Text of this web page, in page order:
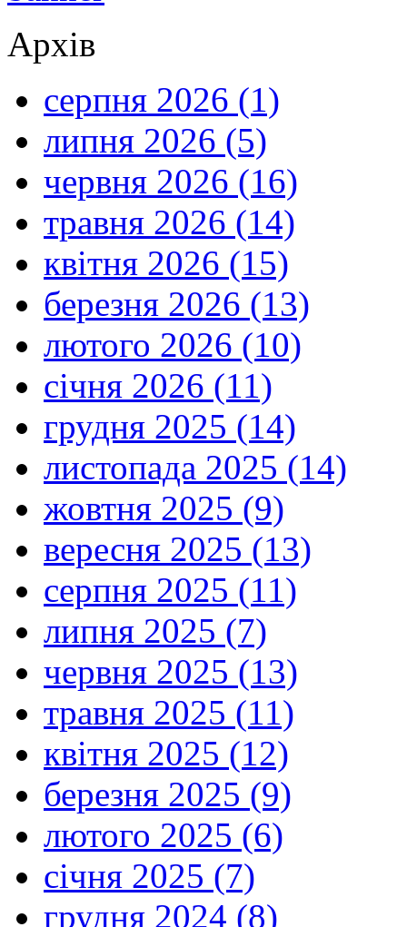
Архів
серпня 2026 (1)
липня 2026 (5)
червня 2026 (16)
травня 2026 (14)
квітня 2026 (15)
березня 2026 (13)
лютого 2026 (10)
січня 2026 (11)
грудня 2025 (14)
листопада 2025 (14)
жовтня 2025 (9)
вересня 2025 (13)
серпня 2025 (11)
липня 2025 (7)
червня 2025 (13)
травня 2025 (11)
квітня 2025 (12)
березня 2025 (9)
лютого 2025 (6)
січня 2025 (7)
грудня 2024 (8)